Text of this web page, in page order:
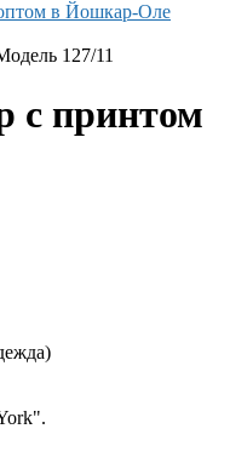
в Йошкар-Оле
127/11
с принтом